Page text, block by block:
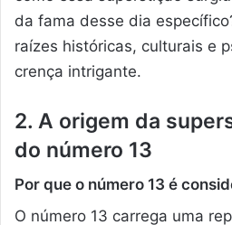
da fama desse dia
raízes históricas, culturais e
crença intrigante.
2. A origem da
do número 13
Por que o número 13 é
O número 13 carrega uma